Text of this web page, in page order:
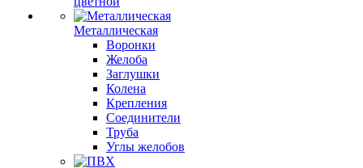
Металлическая
Воронки
Желоба
Заглушки
Колена
Крепления
Соединители
Труба
Углы желобов